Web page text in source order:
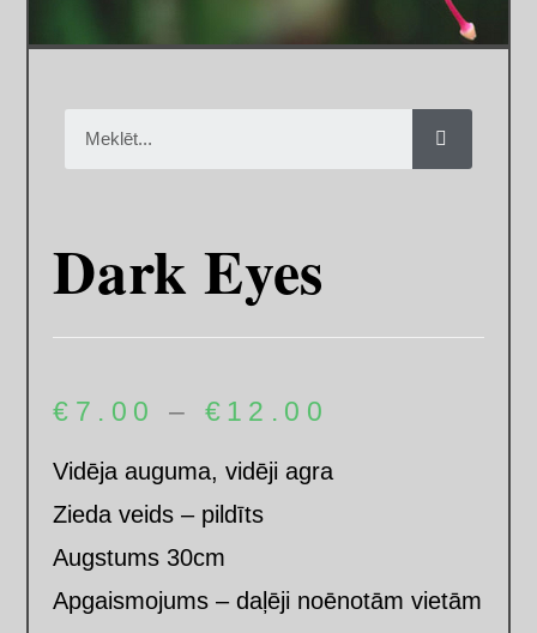
Dark Eyes
€ 7.00 – € 12.00
Vidēja auguma, vidēji agra
Zieda veids – pildīts
Augstums 30cm
Apgaismojums – daļēji noēnotām vietām